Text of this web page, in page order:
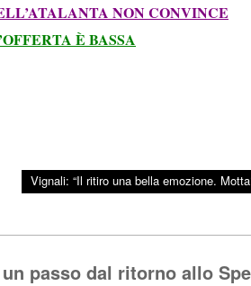
NON CONVINCE
È BASSA
Vignali: “Il ritiro una bella emozione.
passo dal ritorno allo